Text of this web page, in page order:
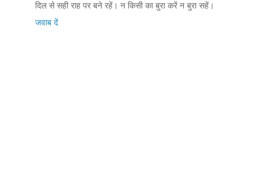
दिल से सही राह पर बने रहें। न किसी का बुरा करें न बुरा सहें।
जवाब दें